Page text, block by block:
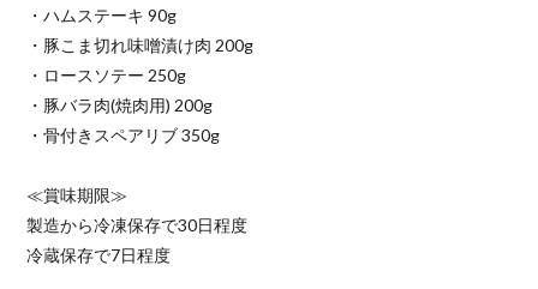
・ハムステーキ 90g
・豚こま切れ味噌漬け肉 200g
・ロースソテー 250g
・豚バラ肉(焼肉用) 200g
・骨付きスペアリブ 350g
≪賞味期限≫
製造から冷凍保存で30日程度
冷蔵保存で7日程度